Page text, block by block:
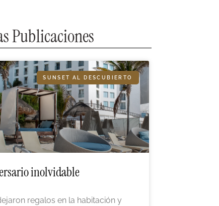
Publicaciones
SUNSET AL DESCUBIERTO
inolvidable
regalos en la habitación y